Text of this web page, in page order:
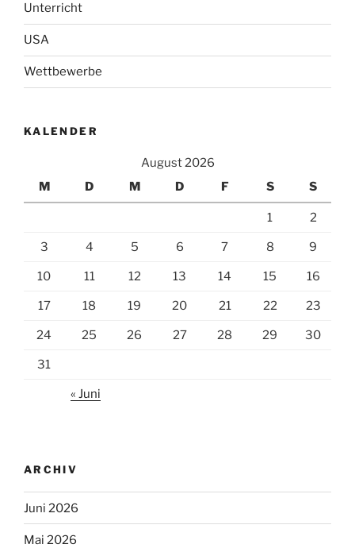
Unterricht
USA
Wettbewerbe
KALENDER
August 2026
M
D M D F S S
1 2
3 4 5 6 7 8 9
10 11 12 13 14 15 16
17 18 19 20 21 22 23
24 25 26 27 28 29 30
31
« Juni
ARCHIV
Juni 2026
Mai 2026